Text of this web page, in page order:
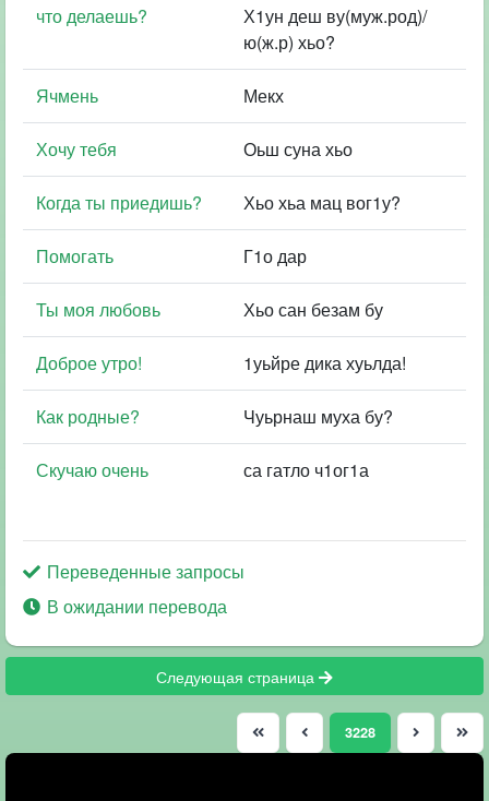
что делаешь?
Х1ун деш ву(муж.род)/
ю(ж.р) хьо?
Ячмень Мекх
Хочу тебя Оьш суна хьо
Когда ты приедишь? Хьо хьа мац вог1у?
Помогать Г1о дар
Ты моя любовь Хьо сан безам бу
Доброе утро! 1уьйре дика хуьлда!
Как родные? Чуьрнаш муха бу?
Скучаю очень са гатло ч1ог1а
Переведенные запросы
В ожидании перевода
Следующая страница
3228(current)